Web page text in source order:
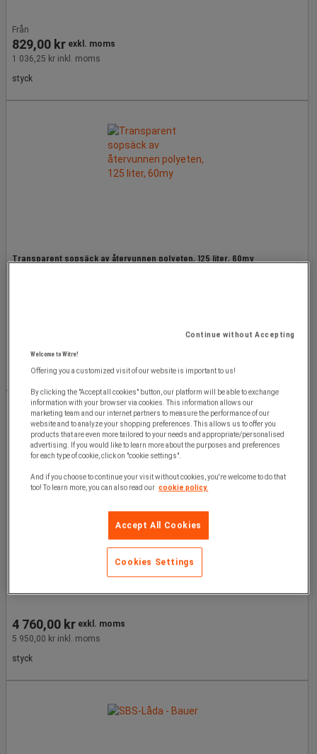
Från
829,00 kr exkl. moms
1 036,25 kr inkl. moms
styck
Transparent sopsäck av återvunnen polyeten, 125 liter, 60my
1 023,75 kr inkl. moms
förp med 150 st
Avfallsbehållare - 1100 l - Manutan Expert
4 760,00 kr exkl. moms
5 950,00 kr inkl. moms
styck
Continue without Accepting
Welcome to Witre!
Offering you a customized visit of our website is important to us!
By clicking the "Accept all cookies" button, our platform will be able to exchange
information with your browser via cookies. This information allows our
marketing team and our internet partners to measure the performance of our
website and to analyze your shopping preferences. This allows us to offer you
products that are even more tailored to your needs and appropriate/personalised
advertising. If you would like to learn more about the purposes and preferences
for each type of cookie, click on "cookie settings".
And if you choose to continue your visit without cookies, you're welcome to do that
too! To learn more, you can also read our cookie policy.
Accept All Cookies
Cookies Settings